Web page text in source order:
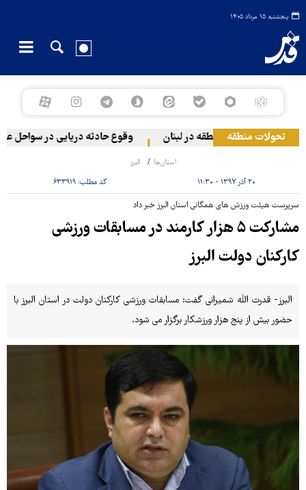
پنجشنبه ۱۵ مرداد ۱۴۰۵
تحولات منطقه
به دو منطقه در لبنان وقوع حادثه دریایی در سواحل عمان
استان‌ها البرز
۲۰ آذر ۱۳۹۷ - ۱۱:۳۰ کد مطلب:۶۳۳۹۱۹
سرپرست هیئت ورزش های همگانی استان البرز خبر داد
مشارکت ۵ هزار کارمند در مسابقات ورزشی
کارکنان دولت البرز
البرز- قدرت الله شمیرانی گفت: مسابقات ورزشی کارکنان دولت در استان البرز با
حضور بیش از پنج هزار ورزشکار برگزار می شود.